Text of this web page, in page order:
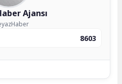
Ajansı
8603